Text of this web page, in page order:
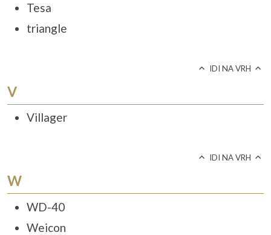
Tesa
triangle
IDI NA VRH
V
Villager
IDI NA VRH
W
WD-40
Weicon